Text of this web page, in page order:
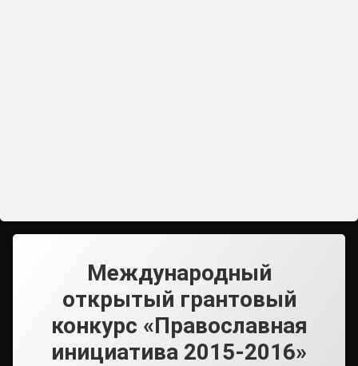
Международный
открытый грантовый
конкурс «Православная
инициатива 2015-2016»